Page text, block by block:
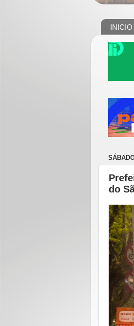
INICIO
do